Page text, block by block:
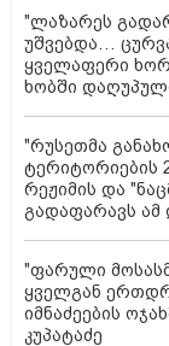
"ლაზარეს
უშვებდა…
ყველაფერი
ხობში
"რუსეთმა
ტერიტორიების
რეჟიმის და
გადაფარავს ამ
"ფარული
ყველგან
იმნაძეების
კუპატაძე